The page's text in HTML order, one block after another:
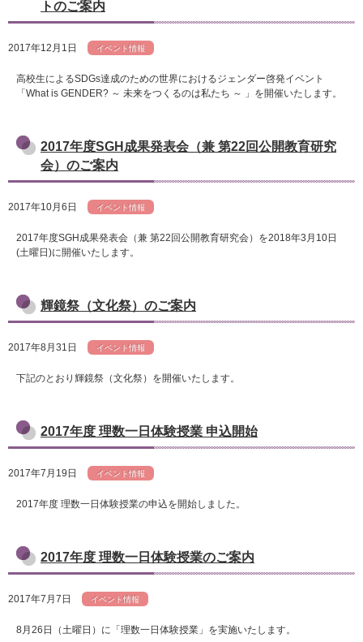
トのご案内
2017年12月1日 イベント情報
高校生によるSDGs達成のための世界におけるジェンダー啓発イベント
「What is GENDER? ～ 未来をつくるのは私たち ～ 」を開催いたします。
2017年度SGH成果発表会（兼 第22回公開教育研究
会）のご案内
2017年10月6日 イベント情報
2017年度SGH成果発表会（兼 第22回公開教育研究会）を2018年3月10日
(土曜日)に開催いたします。
輝鏡祭（文化祭）のご案内
2017年8月31日 イベント情報
下記のとおり輝鏡祭（文化祭）を開催いたします。
2017年度 理数一日体験授業 申込開始
2017年7月19日 イベント情報
2017年度 理数一日体験授業の申込を開始しました。
2017年度 理数一日体験授業のご案内
2017年7月7日 イベント情報
8月26日（土曜日）に「理数一日体験授業」を実施いたします。